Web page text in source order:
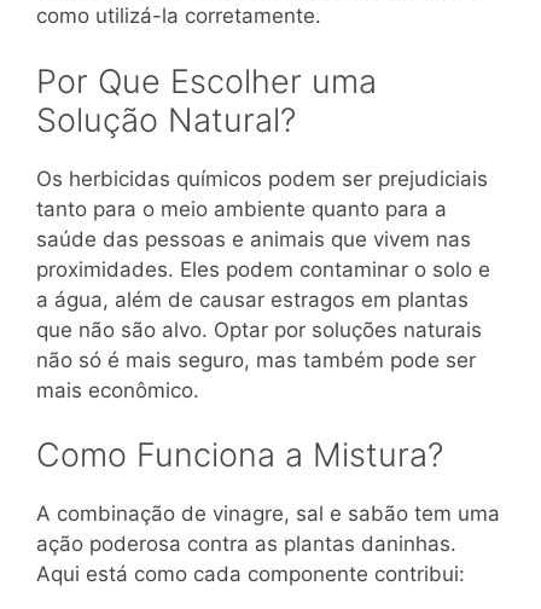
como utilizá-la corretamente.
Por Que Escolher uma
Solução Natural?
Os herbicidas químicos podem ser prejudiciais
tanto para o meio ambiente quanto para a
saúde das pessoas e animais que vivem nas
proximidades. Eles podem contaminar o solo e
a água, além de causar estragos em plantas
que não são alvo. Optar por soluções naturais
não só é mais seguro, mas também pode ser
mais econômico.
Como Funciona a Mistura?
A combinação de vinagre, sal e sabão tem uma
ação poderosa contra as plantas daninhas.
Aqui está como cada componente contribui: